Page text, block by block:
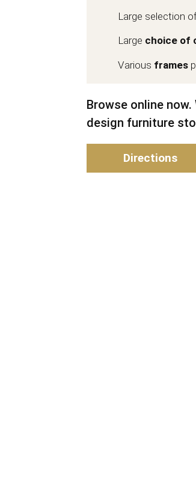
Large selection
Large choice of
Various frames
Browse online
design furniture
Directions